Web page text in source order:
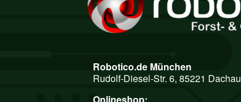
Robotico.de München
Rudolf-Diesel-Str. 6, 85221 Dachau